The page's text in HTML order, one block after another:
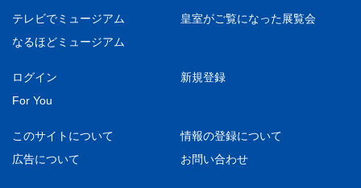
テレビでミュージアム
皇室がご覧になった展覧会
なるほどミュージアム
ログイン
新規登録
For You
このサイトについて
情報の登録について
広告について
お問い合わせ